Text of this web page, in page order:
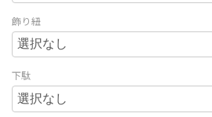
飾り紐
下駄